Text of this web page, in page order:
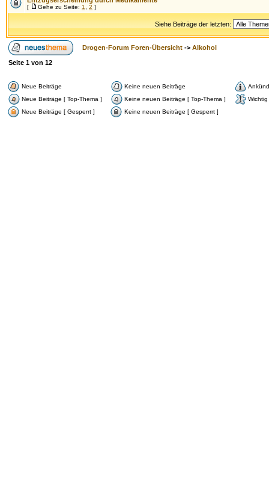
[ Gehe zu Seite: 1 2 ]
Siehe Beiträge der letzten:
Drogen-Forum Foren-Übersicht -> Alkohol
Seite 1 von 12
Neue Beiträge Keine neuen Beiträge
Neue Beiträge [ Top-Thema ]
Keine neuen Beiträge [ Top-Thema ]
Wichtig
Neue Beiträge [ Gesperrt ]
Keine neuen Beiträge [ Gesperrt ]